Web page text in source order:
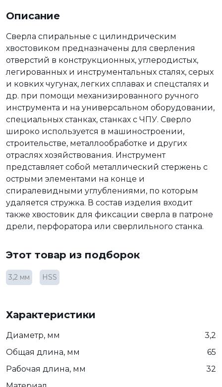
Описание
Сверла спиральные с цилиндрическим
хвостовиком предназначены для сверления
отверстий в конструкционных, углеродистых,
легированных и инструментальных сталях, серых
и ковких чугунах, легких сплавах и спецсталях и
др. при помощи механизированного ручного
инструмента и на универсальном оборудовании,
специальных станках, станках с ЧПУ. Сверло
широко используется в машиностроении,
строительстве, металлообработке и других
отраслях хозяйствования. Инструмент
представляет собой металлический стержень с
острыми элементами на конце и
спиралевидными углублениями, по которым
удаляется стружка. В состав изделия входит
также хвостовик для фиксации сверла в патроне
дрели, перфоратора или сверлильного станка.
Этот товар из подборок
3,2 мм HSS
Характеристики
Диаметр, мм
3,2
Общая длина, мм
65
Рабочая длина, мм
32